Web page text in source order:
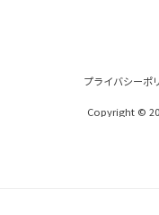
プライバシーポ
Copyright ©